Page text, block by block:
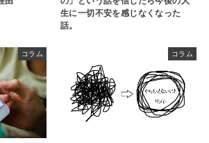
生に一切不安を感じなくなった
話。
コラム コラム